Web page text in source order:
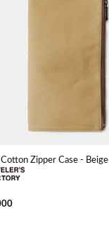
Cotton Zipper Case - Beige